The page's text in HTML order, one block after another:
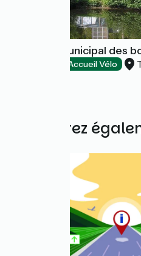
Camping municipal des
Accueil Vélo
Découvrez